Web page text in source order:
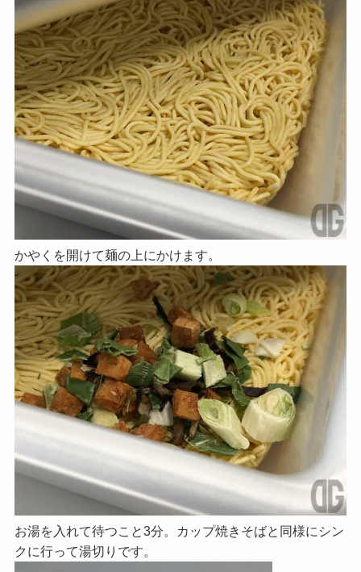
かやくを開けて麺の上にかけます。
お湯を入れて待つこと3分。カップ焼きそばと同様にシン
クに行って湯切りです。